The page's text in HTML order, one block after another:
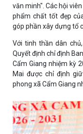
văn minh". Các hội
phẩm chất tốt đẹp
góp phần xây dựng tổ
Với tinh thần dân
Quyết định chỉ định
Cẩm Giang nhiệm kỳ
Mai được chỉ định
phong xã Cẩm Giang